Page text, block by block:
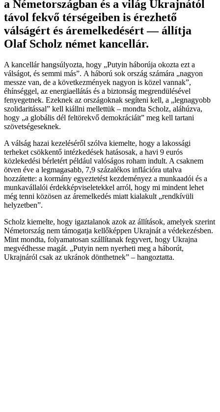
a Németországban és a világ Ukrajnától
távol fekvő térségeiben is érezhető
válságért és áremelkedésért — állítja
Olaf Scholz német kancellár.
A kancellár hangsúlyozta, hogy „Putyin háborúja okozta ezt a
válságot, és semmi más”. A háború sok ország számára „nagyon
messze van, de a következmények nagyon is közel vannak”,
éhínséggel, az energiaellátás és a biztonság megrendülésével
fenyegetnek. Ezeknek az országoknak segíteni kell, a „legnagyobb
szolidaritással” kell kiállni mellettük – mondta Scholz, aláhúzva,
hogy „a globális dél feltörekvő demokráciáit” meg kell tartani
szövetségeseknek.
A válság hazai kezeléséről szólva kiemelte, hogy a lakossági
terheket csökkentő intézkedések hatásosak, a havi 9 eurós
közlekedési bérletért például valóságos roham indult. A csaknem
ötven éve a legmagasabb, 7,9 százalékos inflációra utalva
hozzátette: a kormány egyeztetést kezdeményez a munkaadói és a
munkavállalói érdekképviseletekkel arról, hogy mi mindent lehet
még tenni közösen az áremelkedés miatt kialakult „rendkívüli
helyzetben”.
Scholz kiemelte, hogy igaztalanok azok az állítások, amelyek szerint
Németország nem támogatja kellőképpen Ukrajnát a védekezésben.
Mint mondta, folyamatosan szállítanak fegyvert, hogy Ukrajna
megvédhesse magát. „Putyin nem nyerheti meg a háborút,
Ukrajnáról csak az ukránok dönthetnek” – hangoztatta.